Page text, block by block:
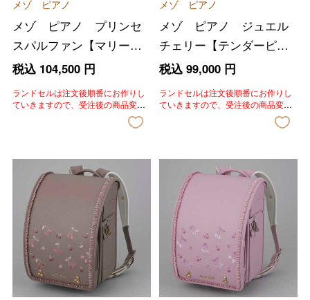
メゾ ピアノ
メゾ ピアノ プリンセ
スパルファン【マリーブ
ルー】
税込 104,500円
ランドセルは注文後順番にお作りし
ていきますので、受注後の商品変
更、色変更、キャンセルはいたしか
ねます。あらかじめご了承いただき
メゾ ピアノ
メゾ ピアノ ジュエル
チェリー【テンダーピン
ク】
税込 99,000円
ランドセルは注文後順番にお作りし
ていきますので、受注後の商品変
更、色変更、キャンセルはいたしか
ねます。あらかじめご了承いただき